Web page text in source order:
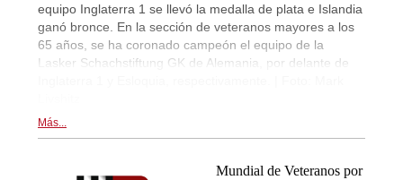
equipo Inglaterra 1 se llevó la medalla de plata e Islandia
ganó bronce. En la sección de veteranos mayores a los
65 años, se ha coronado campeón el equipo de la
Lasker Schachstiftung GK de Alemania, por delante de
Más...
Mundial de Veteranos por